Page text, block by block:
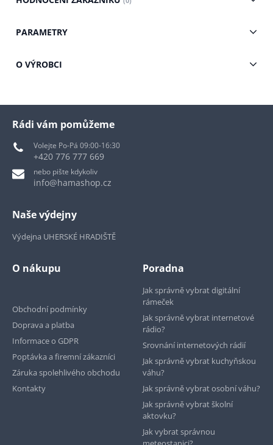
PARAMETRY
O VÝROBCI
Rádi vám pomůžeme
Volejte Po-Pá 09:00-16:30
+420 776 777 669
nebo pište kdykoliv
info@hamashop.cz
Naše výdejny
Výdejna UHERSKÉ HRADIŠTĚ
O nákupu
Obchodní podmínky
Doprava a platba
Informace o GDPR
Poptávka a firemní zákazníci
Záruka spolehlivého obchodu
Kontakty
Poradna
Jak správně vybrat digitální
rámeček
Jak správně vybrat internetové
rádio?
Srovnání internetových rádií
Jak správně vybrat kuchyňskou
váhu?
Jak správně vybrat osobní váhu?
Jak správně vybrat školní
aktovku?
Jak vybrat správnou